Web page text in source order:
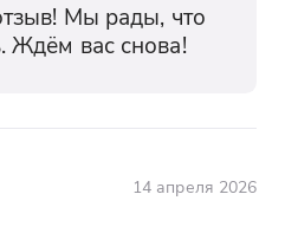
Мы рады, что
Ждём вас снова!
14 апреля 2026